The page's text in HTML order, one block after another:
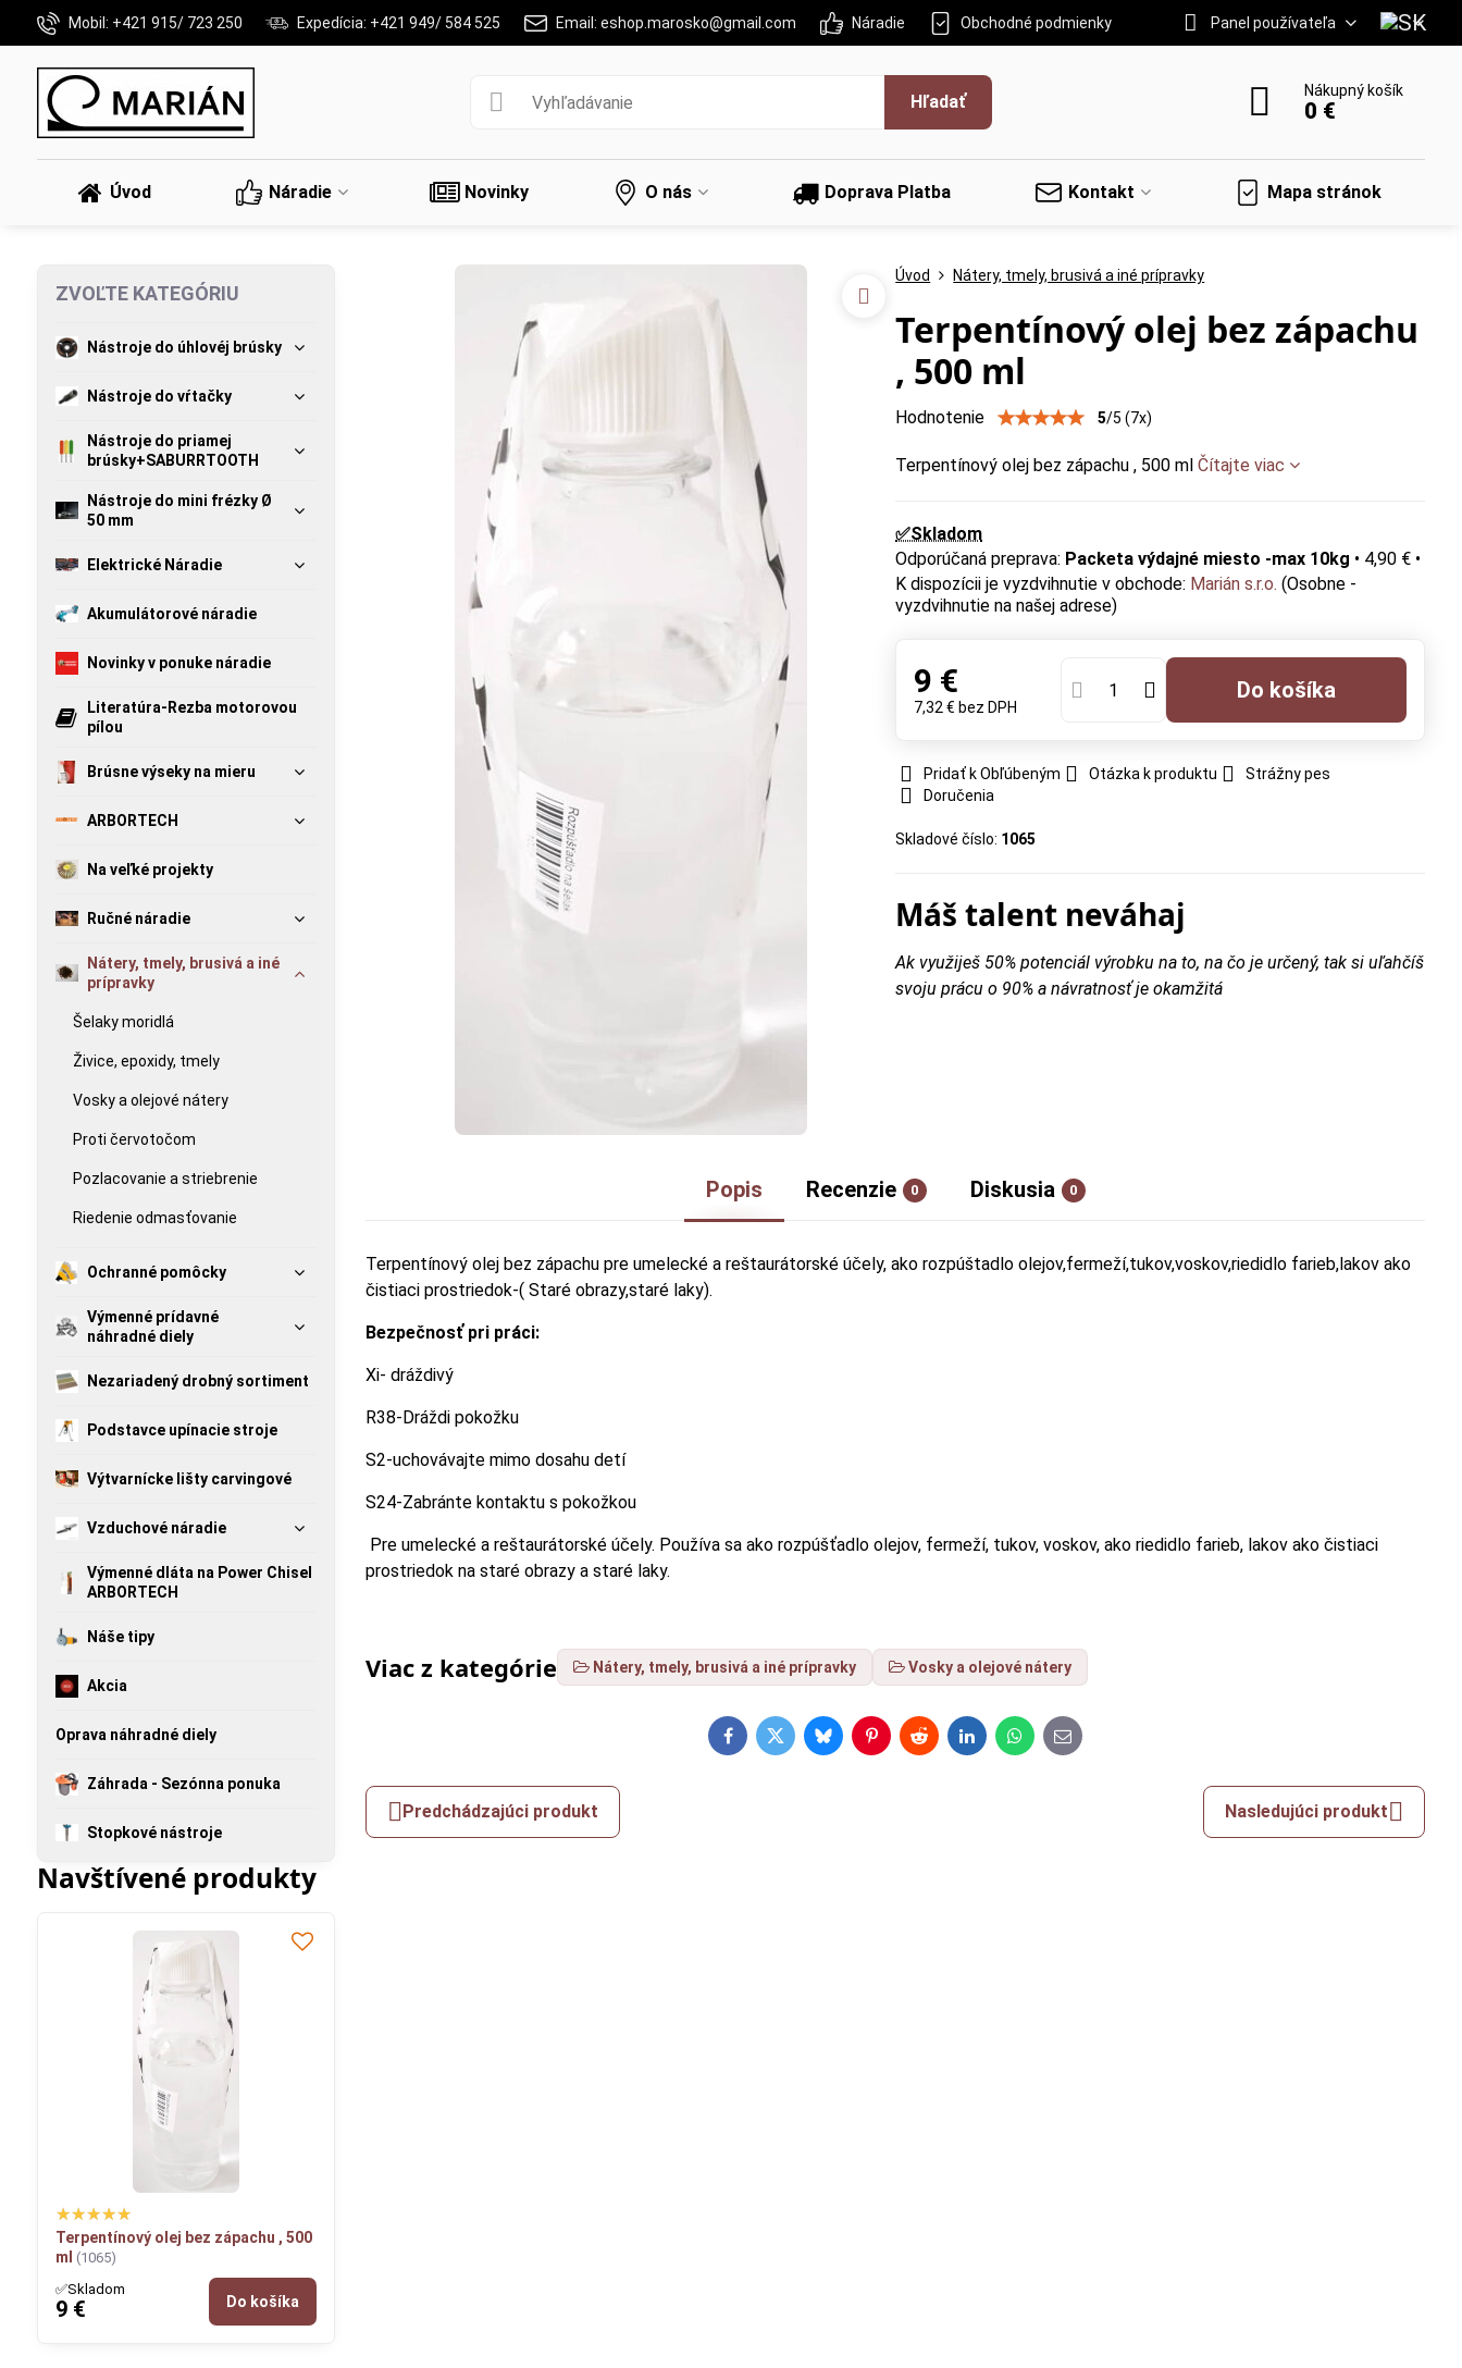
Mobil: +421 915/ 723 250 Expedícia: +421 949/ 584 525 Email: eshop.marosko@gmail.com Náradie Obchodné podmienky Panel používateľa
Hľadať
Nákupný košík
0 €
Úvod Náradie Novinky O nás Doprava Platba Kontakt Mapa stránok
Úvod Nátery, tmely, brusivá a iné prípravky
Terpentínový olej bez zápachu
, 500 ml
Hodnotenie 5/5 (7x)
Terpentínový olej bez zápachu , 500 mlČítajte viac
✅Skladom
Packeta výdajné miesto -max 10kg • 4,90 € •
Marián s.r.o. (Osobne -
vyzdvihnutie na našej adrese)
9 €
7,32 € bez DPH
Do košíka
Pridať k Obľúbeným Otázka k produktu
Strážny pes
Doručenia
Skladové číslo: 1065
Máš talent neváhaj
Ak využiješ 50% potenciál výrobku na to, na čo je určený, tak si uľahčíš
svoju prácu o 90% a návratnosť je okamžitá
Popis Recenzie 0 Diskusia 0
Terpentínový olej bez zápachu pre umelecké a reštaurátorské účely, ako rozpúštadlo olejov,fermeží,tukov,voskov,riedidlo farieb,lakov ako
čistiaci prostriedok-( Staré obrazy,staré laky).
Bezpečnosť pri práci:
Xi- dráždivý
R38-Dráždi pokožku
S2-uchovávajte mimo dosahu detí
S24-Zabránte kontaktu s pokožkou
Pre umelecké a reštaurátorské účely. Používa sa ako rozpúšťadlo olejov, fermeží, tukov, voskov, ako riedidlo farieb, lakov ako čistiaci
prostriedok na staré obrazy a staré laky.
Viac z kategórie Nátery, tmely, brusivá a iné prípravky Vosky a olejové nátery
FacebookTwitterBlueskyPinterestRedditLinkedInWhatsApp
E-
mail
Predchádzajúci produkt Nasledujúci produkt
ZVOĽTE KATEGÓRIU
Nástroje do úhlovéj brúsky
Nástroje do vŕtačky
Nástroje do priamej
brúsky+SABURRTOOTH
Nástroje do mini frézky Ø
50 mm
Elektrické Náradie
Akumulátorové náradie
Novinky v ponuke náradie
Literatúra-Rezba motorovou
pílou
Brúsne výseky na mieru
ARBORTECH
Na veľké projekty
Ručné náradie
Nátery, tmely, brusivá a iné
prípravky
Šelaky moridlá
Živice, epoxidy, tmely
Vosky a olejové nátery
Proti červotočom
Pozlacovanie a striebrenie
Riedenie odmasťovanie
Ochranné pomôcky
Výmenné prídavné
náhradné diely
Nezariadený drobný sortiment
Podstavce upínacie stroje
Výtvarnícke lišty carvingové
Vzduchové náradie
Výmenné dláta na Power Chisel
ARBORTECH
Náše tipy
Akcia
Oprava náhradné diely
Záhrada - Sezónna ponuka
Stopkové nástroje
Navštívené produkty
Terpentínový olej bez zápachu , 500
ml (1065)
✅Skladom
9 € Do košíka